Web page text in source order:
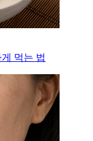
먹는 법